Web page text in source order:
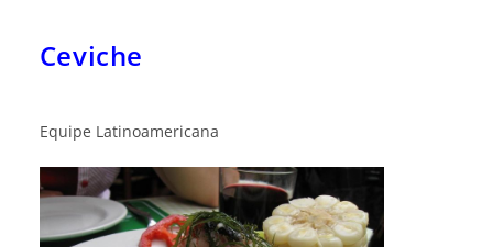
Ceviche
Equipe Latinoamericana